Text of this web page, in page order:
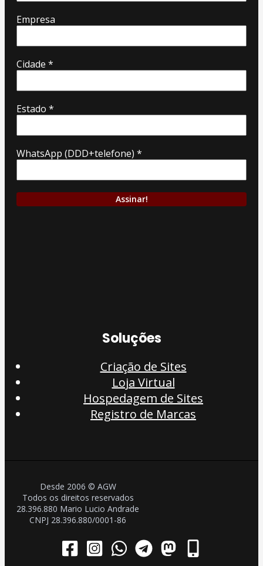
Empresa
Cidade *
Estado *
WhatsApp (DDD+telefone) *
Soluções
Criação de Sites
Loja Virtual
Hospedagem de Sites
Registro de Marcas
Desde 2006 © AGW
Todos os direitos reservados
28.396.880 Mario Lucio Andrade
CNPJ 28.396.880/0001-86